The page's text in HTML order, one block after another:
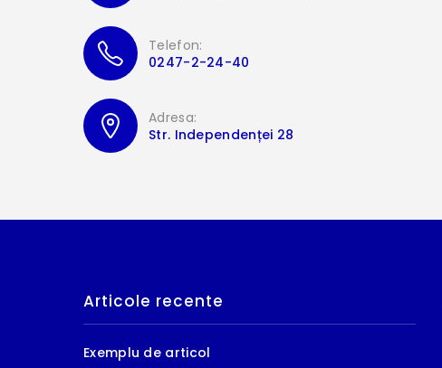
Telefon:
0247-2-24-40
Adresa:
Str. Independenței 28
Articole recente
Exemplu de articol